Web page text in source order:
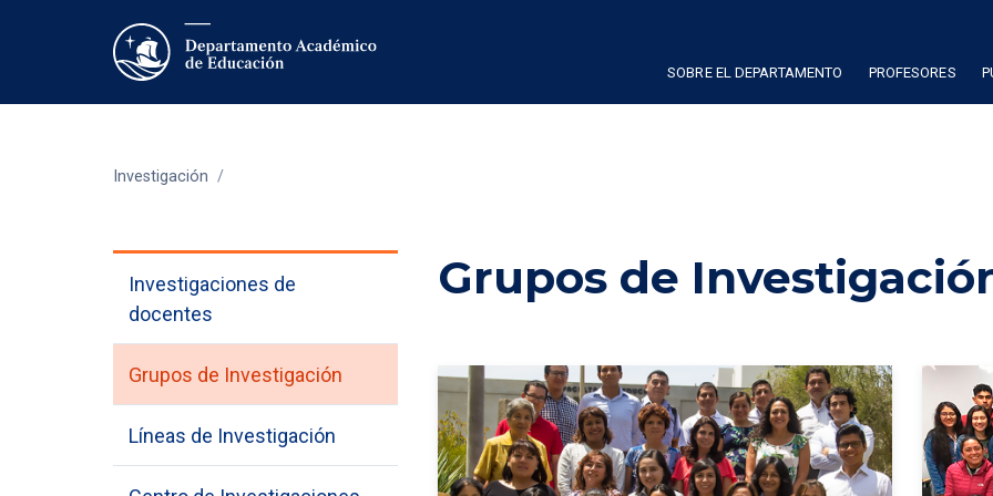
SOBRE EL DEPARTAMENTO PROFESORES
Investigación /
Investigaciones de
docentes
Grupos de Investigación
Líneas de Investigación
Grupos de